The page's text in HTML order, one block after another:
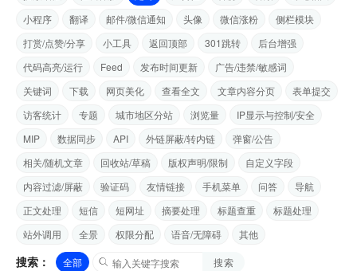
小程序
翻译 邮件/微信通知 头像 微信涨粉
侧栏模块
打赏/点赞/分享
小工具 返回顶部 301跳转
后台增强
代码高亮/运行
Feed 发布时间更新
广告/违禁/敏感词
关键词
下载 网页美化 查看全文 文章内容分页
表单提交
访客统计
专题 城市地区分站 浏览量
IP显示与控制/安全
MIP
数据同步 API 外链屏蔽/转内链
弹窗/公告
相关/随机文章
回收站/草稿 版权声明/限制
自定义字段
内容过滤/屏蔽
验证码 友情链接 手机菜单 问答
导航
正文处理
短信 短网址 摘要处理 标题查重
标题处理
站外调用
全景 权限分配 语音/无障碍 其他
搜索： 全部 搜索